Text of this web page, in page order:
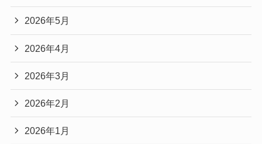
2026年5月
2026年4月
2026年3月
2026年2月
2026年1月